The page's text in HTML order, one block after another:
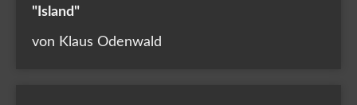
"Island"
von Klaus Odenwald